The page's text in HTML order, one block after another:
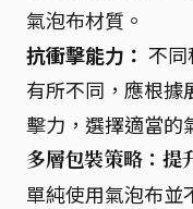
氣泡布材質。
抗衝擊能力： 不同
有所不同，應根據
擊力，選擇適當的
多層包裝策略：提
單純使用氣泡布並